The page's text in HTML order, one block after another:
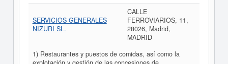
SERVICIOS GENERALES
NIZURI SL.
CALLE
FERROVIARIOS, 11,
28026, Madrid,
MADRID
1) Restaurantes y puestos de comidas, así como la